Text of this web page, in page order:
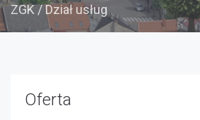
ZGK/Dział usług
Oferta